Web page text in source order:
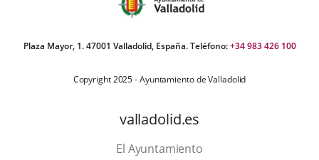
Plaza Mayor, 1. 47001 Valladolid, España. Teléfono:+34 983 426 100
Copyright 2025 - Ayuntamiento de Valladolid
valladolid.es
El Ayuntamiento